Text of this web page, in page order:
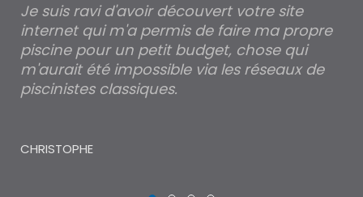
Je suis ravi d'avoir découvert votre site
internet qui m'a permis de faire ma propre
piscine pour un petit budget, chose qui
m'aurait été impossible via les réseaux de
piscinistes classiques.
CHRISTOPHE